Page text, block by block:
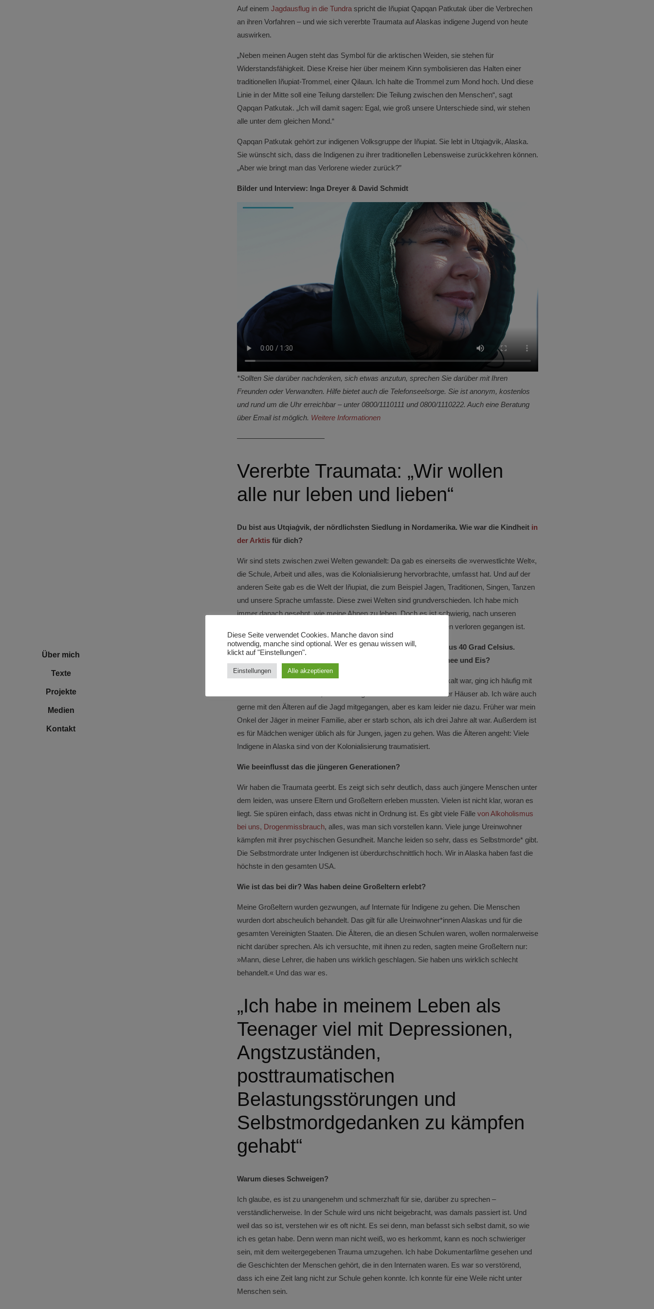
Über mich
Texte
Projekte
Medien
Kontakt
Auf einemJagdausflug in die Tundra spricht die Iñupiat Qapqan Patkutak über die Verbrechen
an ihren Vorfahren – und wie sich vererbte Traumata auf Alaskas indigene Jugend von heute
auswirken.
„Neben meinen Augen steht das Symbol für die arktischen Weiden, sie stehen für
Widerstandsfähigkeit. Diese Kreise hier über meinem Kinn symbolisieren das Halten einer
traditionellen Iñupiat-Trommel, einer Qilaun. Ich halte die Trommel zum Mond hoch. Und diese
Linie in der Mitte soll eine Teilung darstellen: Die Teilung zwischen den Menschen“, sagt
Qapqan Patkutak. „Ich will damit sagen: Egal, wie groß unsere Unterschiede sind, wir stehen
alle unter dem gleichen Mond.“
Qapqan Patkutak gehört zur indigenen Volksgruppe der Iñupiat. Sie lebt in Utqiaġvik, Alaska.
Sie wünscht sich, dass die Indigenen zu ihrer traditionellen Lebensweise zurückkehren können.
„Aber wie bringt man das Verlorene wieder zurück?”
Bilder und Interview: Inga Dreyer & David Schmidt
*Sollten Sie darüber nachdenken, sich etwas anzutun, sprechen Sie darüber mit Ihren
Freunden oder Verwandten. Hilfe bietet auch die Telefonseelsorge. Sie ist anonym, kostenlos
und rund um die Uhr erreichbar – unter 0800/1110111 und 0800/1110222. Auch eine Beratung
über Email ist möglich. Weitere Informationen
————————————
Vererbte Traumata: „Wir wollen
alle nur leben und lieben“
Du bist aus Utqiaġvik, der nördlichsten Siedlung in Nordamerika. Wie war die Kindheit in
der Arktis für dich?
Wir sind stets zwischen zwei Welten gewandelt: Da gab es einerseits die »verwestlichte Welt«,
die Schule, Arbeit und alles, was die Kolonialisierung hervorbrachte, umfasst hat. Und auf der
anderen Seite gab es die Welt der Iñupiat, die zum Beispiel Jagen, Traditionen, Singen, Tanzen
und unsere Sprache umfasste. Diese zwei Welten sind grundverschieden. Ich habe mich
immer danach gesehnt, wie meine Ahnen zu leben. Doch es ist schwierig, nach unseren
Bräuchen zu leben, weil viel Wissen über das Überleben da draußen verloren gegangen ist.
Bei euch herrschen im langen Winter Temperaturen bis zu minus 40 Grad Celsius.
Würdest du sagen, du hast eine besondere Beziehung zu Schnee und Eis?
Ich schätze ja, da wir immer so viel davon hatten. Wenn es richtig kalt war, ging ich häufig mit
meinen Freund*innen raus, oder wir hingen einfach in einem unserer Häuser ab. Ich wäre auch
gerne mit den Älteren auf die Jagd mitgegangen, aber es kam leider nie dazu. Früher war mein
Onkel der Jäger in meiner Familie, aber er starb schon, als ich drei Jahre alt war. Außerdem ist
es für Mädchen weniger üblich als für Jungen, jagen zu gehen. Was die Älteren angeht: Viele
Indigene in Alaska sind von der Kolonialisierung traumatisiert.
Wie beeinflusst das die jüngeren Generationen?
Wir haben die Traumata geerbt. Es zeigt sich sehr deutlich, dass auch jüngere Menschen unter
dem leiden, was unsere Eltern und Großeltern erleben mussten. Vielen ist nicht klar, woran es
liegt. Sie spüren einfach, dass etwas nicht in Ordnung ist. Es gibt viele Fällevon Alkoholismus
bei uns, Drogenmissbrauch, alles, was man sich vorstellen kann. Viele junge Ureinwohner
kämpfen mit ihrer psychischen Gesundheit. Manche leiden so sehr, dass es Selbstmorde* gibt.
Die Selbstmordrate unter Indigenen ist überdurchschnittlich hoch. Wir in Alaska haben fast die
höchste in den gesamten USA.
Wie ist das bei dir? Was haben deine Großeltern erlebt?
Meine Großeltern wurden gezwungen, auf Internate für Indigene zu gehen. Die Menschen
wurden dort abscheulich behandelt. Das gilt für alle Ureinwohner*innen Alaskas und für die
gesamten Vereinigten Staaten. Die Älteren, die an diesen Schulen waren, wollen normalerweise
nicht darüber sprechen. Als ich versuchte, mit ihnen zu reden, sagten meine Großeltern nur:
»Mann, diese Lehrer, die haben uns wirklich geschlagen. Sie haben uns wirklich schlecht
behandelt.« Und das war es.
„Ich habe in meinem Leben als
Teenager viel mit Depressionen,
Angstzuständen,
posttraumatischen
Belastungsstörungen und
Selbstmordgedanken zu kämpfen
gehabt“
Warum dieses Schweigen?
Ich glaube, es ist zu unangenehm und schmerzhaft für sie, darüber zu sprechen –
verständlicherweise. In der Schule wird uns nicht beigebracht, was damals passiert ist. Und
weil das so ist, verstehen wir es oft nicht. Es sei denn, man befasst sich selbst damit, so wie
ich es getan habe. Denn wenn man nicht weiß, wo es herkommt, kann es noch schwieriger
sein, mit dem weitergegebenen Trauma umzugehen. Ich habe Dokumentarfilme gesehen und
die Geschichten der Menschen gehört, die in den Internaten waren. Es war so verstörend,
dass ich eine Zeit lang nicht zur Schule gehen konnte. Ich konnte für eine Weile nicht unter
Menschen sein.
Diese Seite verwendet Cookies. Manche davon sind
notwendig, manche sind optional. Wer es genau wissen will,
klickt auf "Einstellungen".
Einstellungen Alle akzeptieren